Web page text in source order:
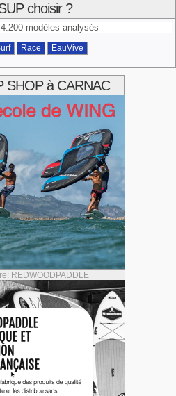
choisir ?
modèles analysés
Race EauVive
SHOP à CARNAC
REDWOODPADDLE